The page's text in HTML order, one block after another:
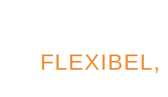
FLEXIBEL,